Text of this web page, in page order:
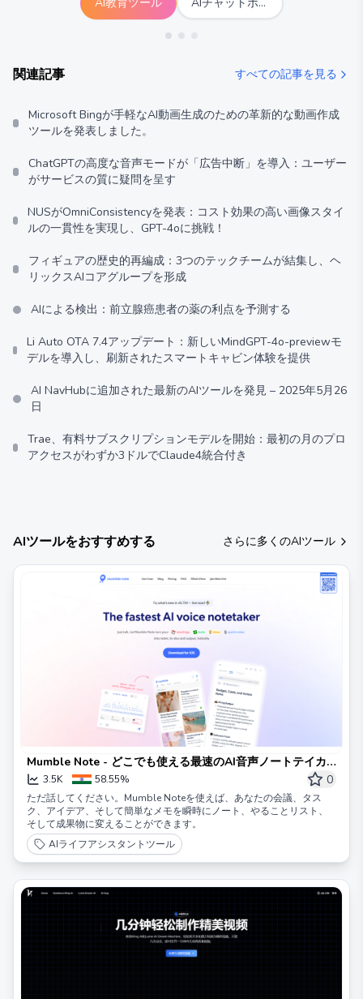
関連記事 すべての記事を見る
Microsoft Bingが手軽なAI動画生成のための革新的な動画作成
ツールを発表しました。
ChatGPTの高度な音声モードが「広告中断」を導入：ユーザー
がサービスの質に疑問を呈す
NUSがOmniConsistencyを発表：コスト効果の高い画像スタイ
ルの一貫性を実現し、GPT-4oに挑戦！
フィギュアの歴史的再編成：3つのテックチームが結集し、ヘ
リックスAIコアグループを形成
AIによる検出：前立腺癌患者の薬の利点を予測する
Li Auto OTA 7.4アップデート：新しいMindGPT-4o-previewモ
デルを導入し、刷新されたスマートキャビン体験を提供
AI NavHubに追加された最新のAIツールを発見 – 2025年5月26
日
Trae、有料サブスクリプションモデルを開始：最初の月のプロ
アクセスがわずか3ドルでClaude4統合付き
AIツールをおすすめする さらに多くのAIツール
Mumble Note - どこでも使える最速のAI音声ノートテイカ
ー 3.5K 58.55% 0
ただ話してください。Mumble Noteを使えば、あなたの会議、タス
ク、アイデア、そして簡単なメモを瞬時にノート、やることリスト、
そして成果物に変えることができます。
AIライフアシスタントツール